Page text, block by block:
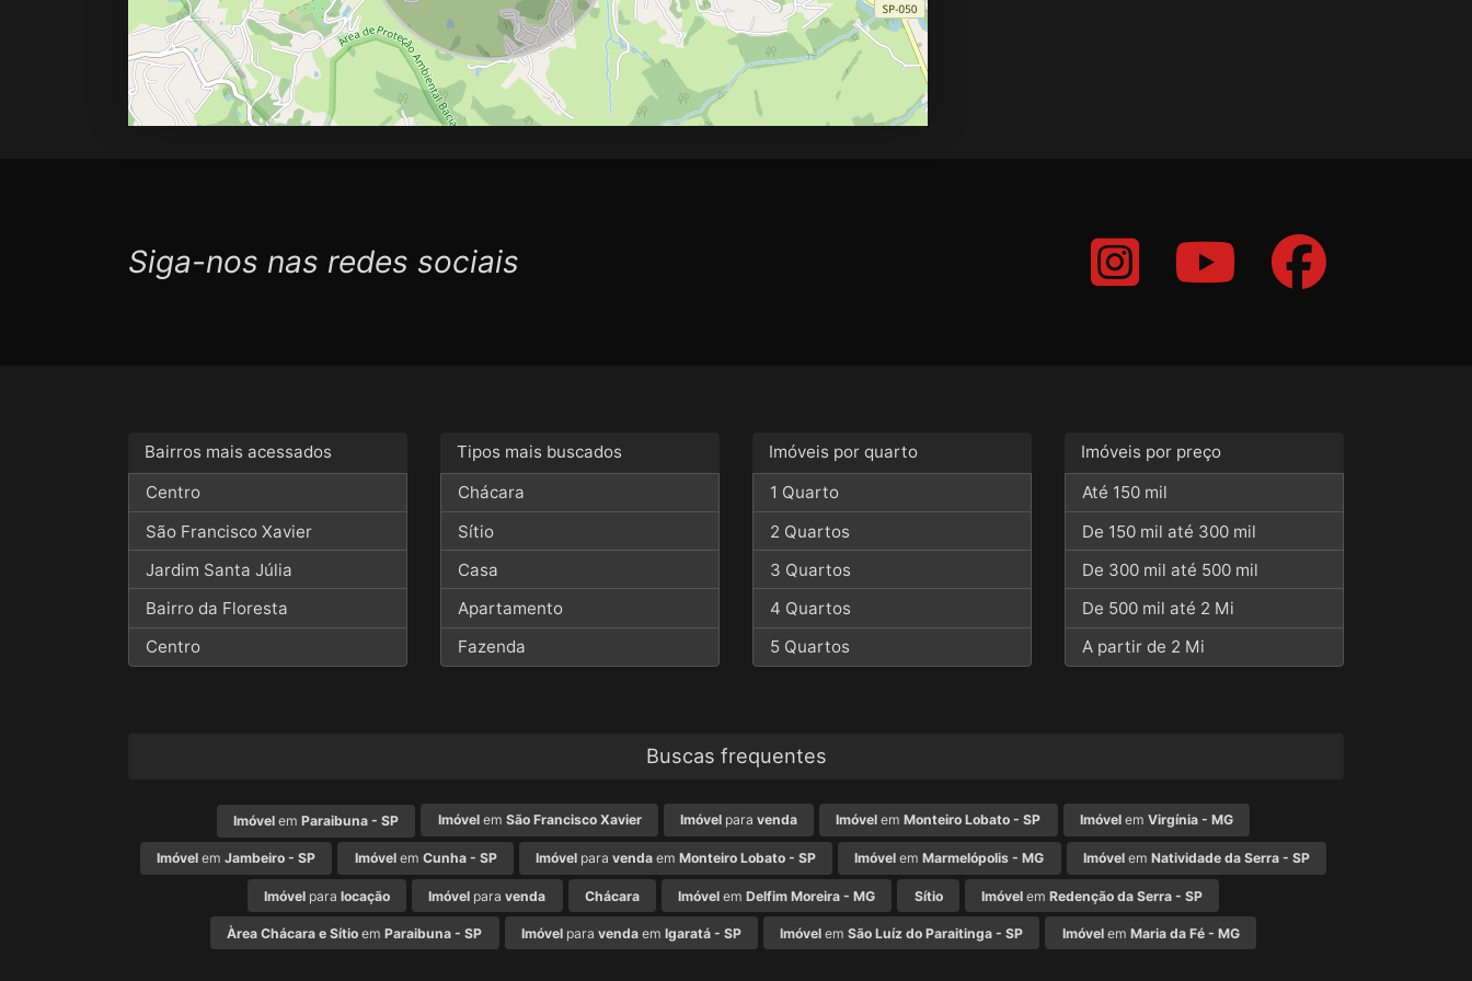
Siga-nos nas redes sociais
Bairros mais acessados
Centro
São Francisco Xavier
Jardim Santa Júlia
Bairro da Floresta
Centro
Tipos mais buscados
Chácara
Sítio
Casa
Apartamento
Fazenda
Imóveis por quarto
1 Quarto
2 Quartos
3 Quartos
4 Quartos
5 Quartos
Imóveis por preço
Até 150 mil
De 150 mil até 300 mil
De 300 mil até 500 mil
De 500 mil até 2 Mi
A partir de 2 Mi
Buscas frequentes
Imóvel emParaibuna - SP Imóvelem São Francisco Xavier Imóvel para venda Imóvel emMonteiro Lobato - SP Imóvelem Virgínia - MG
Imóvel emJambeiro - SP Imóvelem Cunha - SP Imóvel para venda em Monteiro Lobato - SP Imóvel emMarmelópolis - MG Imóvelem Natividade da Serra - SP
Imóvel paralocação Imóvel paravenda Chácara Imóvel emDelfim Moreira - MG Sítio Imóvelem Redenção da Serra - SP
Àrea Chácara e Sítio emParaibuna - SP Imóvelpara vendaem Igaratá - SP Imóvel emSão Luíz do Paraitinga - SP Imóvelem Maria da Fé - MG